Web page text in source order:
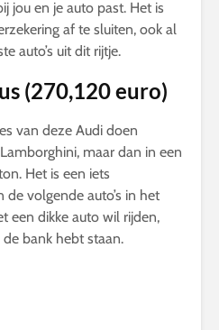
jou en je auto past. Het is
af te sluiten, ook al
auto’s uit dit rijtje.
(270,120 euro)
van deze Audi doen
maar dan in een
Het is een iets
volgende auto’s in het
een dikke auto wil rijden,
bank hebt staan.